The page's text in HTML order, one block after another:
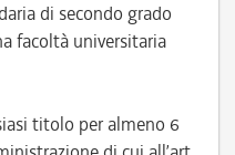
di secondo grado
facoltà universitaria
titolo per almeno 6